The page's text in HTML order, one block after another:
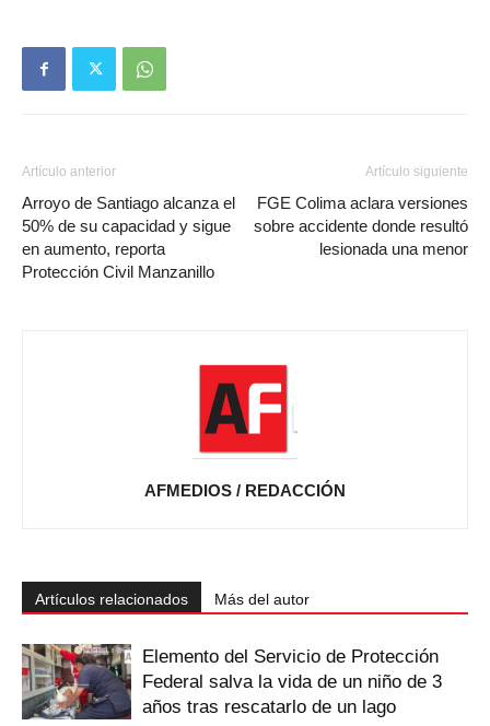
Artículo anterior
Arroyo de Santiago alcanza el
50% de su capacidad y sigue
en aumento, reporta
Protección Civil Manzanillo
Artículo siguiente
FGE Colima aclara versiones
sobre accidente donde resultó
lesionada una menor
AFMEDIOS / REDACCIÓN
Artículos relacionados Más del autor
Elemento del Servicio de Protección
Federal salva la vida de un niño de 3
años tras rescatarlo de un lago